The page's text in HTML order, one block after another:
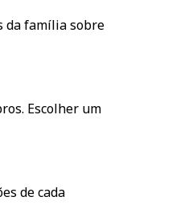
da família sobre
Escolher um
de cada